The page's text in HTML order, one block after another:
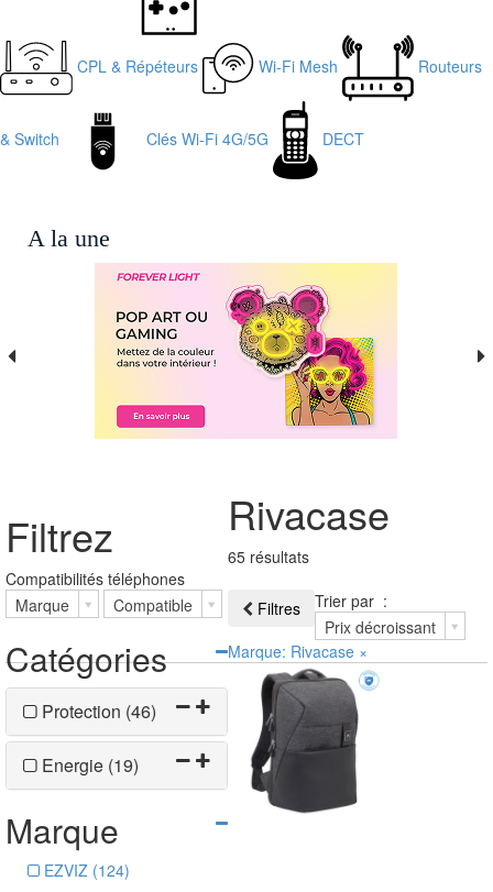
CPL & Répéteurs Wi-Fi Mesh Routeurs
& Switch Clés Wi-Fi 4G/5G DECT
A la une
Filtrez
Compatibilités téléphones
Marque
Compatible
Catégories
Protection (46)
Energie (19)
Marque
EZVIZ (124)
Rivacase
65 résultats
Filtres
Trier par :
Prix décroissant
Marque: Rivacase ×